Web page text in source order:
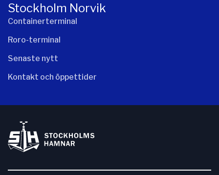
Stockholm Norvik
Containerterminal
Roro-terminal
Senaste nytt
Kontakt och öppettider